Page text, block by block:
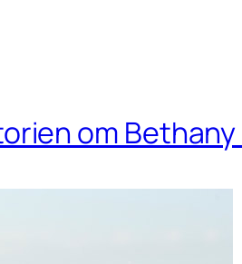
om